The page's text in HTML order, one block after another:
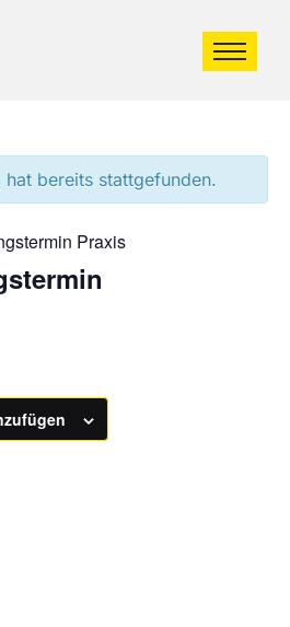
hat bereits stattgefunden.
Praxis